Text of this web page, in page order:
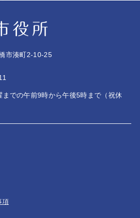
市湊町2-10-25
までの午前9時から午後5時まで（祝休
項